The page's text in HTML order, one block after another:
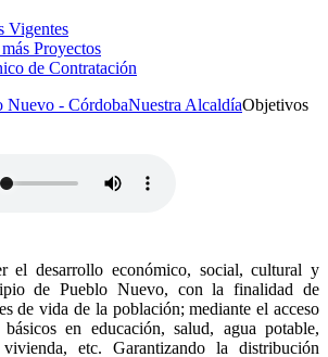
Vigentes
Proyectos
de Contratación
Nuevo - CórdobaNuestra AlcaldíaObjetivos
el desarrollo económico, social, cultural y
de Pueblo Nuevo, con la finalidad de
de vida de la población; mediante el acceso
en educación, salud, agua potable,
vivienda, etc. Garantizando la distribución